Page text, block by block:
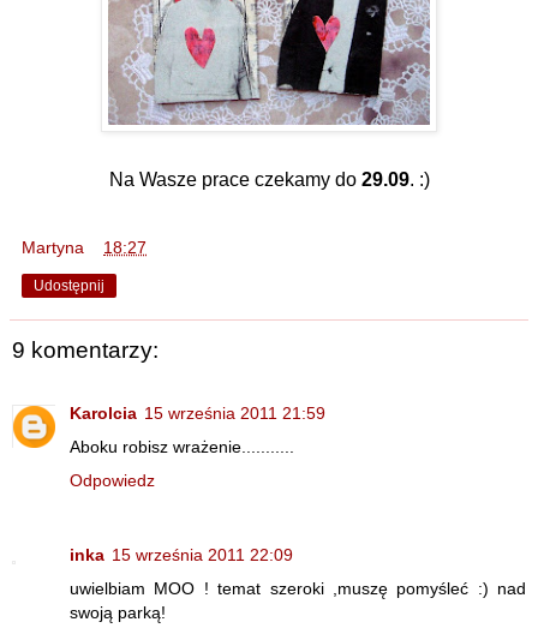
Na Wasze prace czekamy do 29.09. :)
Martyna 18:27
Udostępnij
9 komentarzy:
Karolcia 15 września 2011 21:59
Aboku robisz wrażenie...........
Odpowiedz
inka 15 września 2011 22:09
uwielbiam MOO ! temat szeroki ,muszę pomyśleć :) nad
swoją parką!